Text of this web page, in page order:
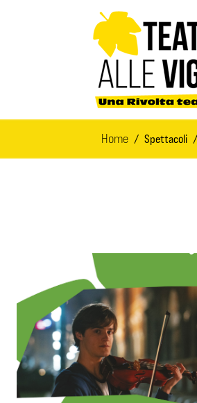
Salta al contenuto principale
Home Spettacoli